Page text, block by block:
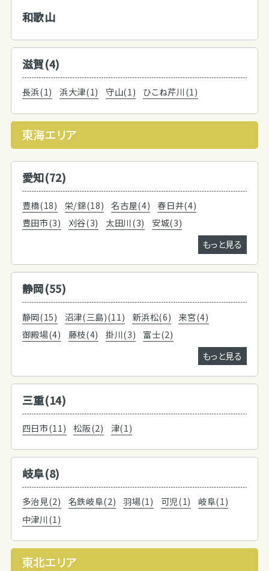
和歌山
滋賀(4)
長浜(1) 浜大津(1) 守山(1) ひこね芹川(1)
東海エリア
愛知(72)
豊橋(18) 栄/錦(18) 名古屋(4)
春日井(4)
豊田市(3)
刈谷(3) 太田川(3)
安城(3)
もっと見る
静岡(55)
静岡(15) 沼津(三島)(11) 新浜松(6)
来宮(4)
御殿場(4)
藤枝(4) 掛川(3)
富士(2)
もっと見る
三重(14)
四日市(11) 松阪(2) 津(1)
岐阜(8)
多治見(2) 名鉄岐阜(2) 羽場(1) 可児(1)
岐阜(1)
中津川(1)
東北エリア